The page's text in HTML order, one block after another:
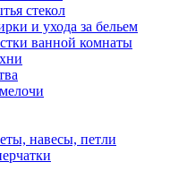
стекол
и ухода за бельем
ванной комнаты
навесы, петли